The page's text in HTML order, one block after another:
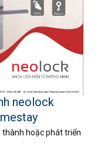
neolock
hoặc phát triển